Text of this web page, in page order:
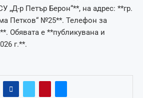
„Д-р Петър Берон“**, на адрес: **гр.
Петков“ №25**. Телефон за
Обявата е **публикувана и
г.**.